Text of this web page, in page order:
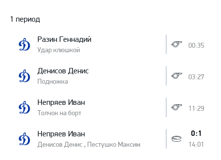
Протокол
1 период
Разин Геннадий
Удар клюшкой
00:35
Денисов Денис
Подножка
03:27
Непряев Иван
Толчок на борт
11:29
Непряев Иван
Денисов Денис , Пестушко Максим
0:1
14:01